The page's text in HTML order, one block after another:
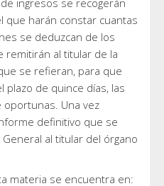
ingresos se recogerán
que harán constar cuantas
se deduzcan de los
remitirán al titular de la
se refieran, para que
plazo de quince días, las
oportunas. Una vez
definitivo que se
al titular del órgano
materia se encuentra en: